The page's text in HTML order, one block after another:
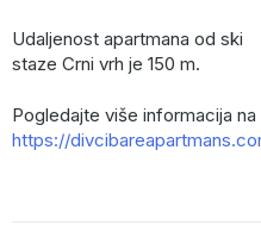
Udaljenost apartmana od ski
staze Crni vrh je 150 m.
Pogledajte više informacija na
https://